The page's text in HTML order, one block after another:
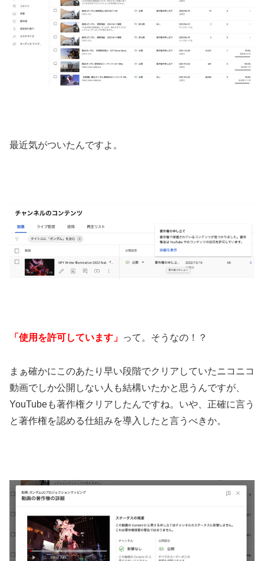
最近気がついたんですよ。
「使用を許可しています」 って。そうなの！？
まぁ確かにこのあたり早い段階でクリアしていたニコニコ
動画でしか公開しない人も結構いたかと思うんですが、
YouTubeも著作権クリアしたんですね。いや、正確に言う
と著作権を認める仕組みを導入したと言うべきか。